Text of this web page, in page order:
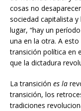
cosas no
sociedad capitalista
lugar, “hay un
una en la otra. A
transición política en
que la dictadura
La transición es la
transición, los
tradiciones